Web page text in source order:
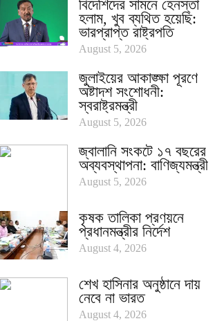
বিদেশিদের সামনে হেনস্তা
হলাম, খুব ব্যথিত হয়েছি:
ভারপ্রাপ্ত রাষ্ট্রপতি
August 5, 2026
জুলাইয়ের আকাঙ্ক্ষা পূরণে
অষ্টাদশ সংশোধনী:
স্বরাষ্ট্রমন্ত্রী
August 5, 2026
জ্বালানি সংকটে ১৭ বছরের
অব্যবস্থাপনা: বাণিজ্যমন্ত্রী
August 5, 2026
কৃষক তালিকা প্রণয়নে
প্রধানমন্ত্রীর নির্দেশ
August 4, 2026
শেখ হাসিনার অনুষ্ঠানে দায়
নেবে না ভারত
August 4, 2026